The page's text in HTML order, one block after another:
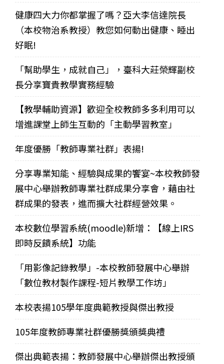
健康四大力你都掌握了嗎？亞大李信達院長
（本校物治系教授）教您如何動出健康、睡出
好眠!
「幫助學生，成就自己」，臺科大莊榮輝副校
長分享寶貴教學實務經驗
【教學輔助資源】歡迎全校教師多多利用可以
增進課堂上師生互動的「主動學習教室」
年度優勝「教師專業社群」表揚!
分享專業知能、經驗與成果的饗宴~本校教師發
展中心舉辦教師專業社群成果分享會，藉由社
群成果的發表，進而擴大社群經營效果。
本校數位學習系統(moodle)新增：【線上IRS
即時反饋系統】功能
「用影像記錄教學」-本校教師發展中心舉辦
「數位教材製作課程-短片教學工作坊」
本校表揚105學年度典範教授與傑出教授
105年度教師專業社群優勝獎頒獎典禮
傑出典範表揚：教師發展中心舉辦傑出教授頒